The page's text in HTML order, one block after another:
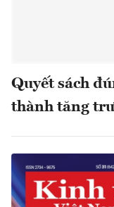
Quyết sách
thành tăng